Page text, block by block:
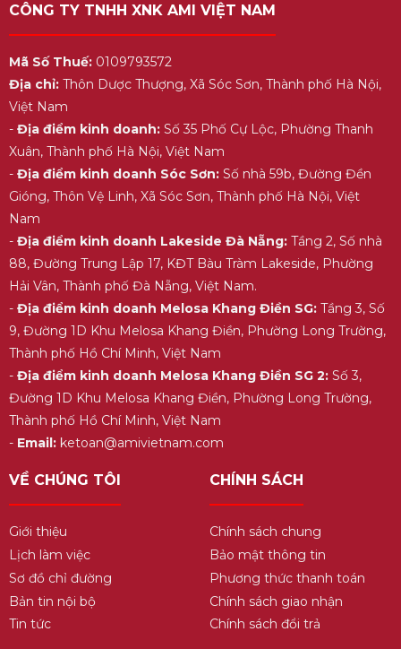
CÔNG TY TNHH XNK AMI VIỆT NAM
Mã Số Thuế:0109793572
Địa chỉ:Thôn Dược Thượng, Xã Sóc Sơn, Thành phố Hà Nội,
Việt Nam
- Địa điểm kinh doanh:Số 35 Phố Cự Lộc, Phường Thanh
Xuân, Thành phố Hà Nội, Việt Nam
- Địa điểm kinh doanh Sóc Sơn:Số nhà 59b, Đường Đền
Gióng, Thôn Vệ Linh, Xã Sóc Sơn, Thành phố Hà Nội, Việt
Nam
- Địa điểm kinh doanh Lakeside Đà Nẵng:Tầng 2, Số nhà
88, Đường Trung Lập 17, KĐT Bàu Tràm Lakeside, Phường
Hải Vân, Thành phố Đà Nẵng, Việt Nam.
- Địa điểm kinh doanh Melosa Khang Điền SG:Tầng 3, Số
9, Đường 1D Khu Melosa Khang Điền, Phường Long Trường,
Thành phố Hồ Chí Minh, Việt Nam
- Địa điểm kinh doanh Melosa Khang Điền SG 2:Số 3,
Đường 1D Khu Melosa Khang Điền, Phường Long Trường,
Thành phố Hồ Chí Minh, Việt Nam
- Email:ketoan@amivietnam.com
VỀ CHÚNG TÔI
Giới thiệu
Lịch làm việc
Sơ đồ chỉ đường
Bản tin nội bộ
Tin tức
CHÍNH SÁCH
Chính sách chung
Bảo mật thông tin
Phương thức thanh toán
Chính sách giao nhận
Chính sách đổi trả